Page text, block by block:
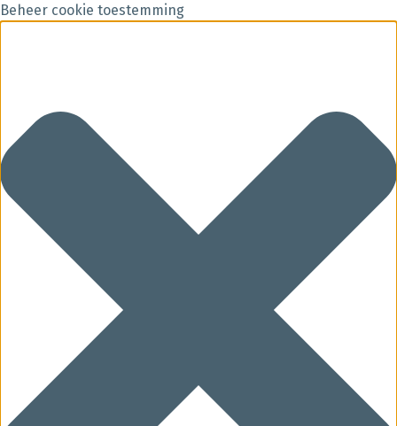
Beheer cookie toestemming